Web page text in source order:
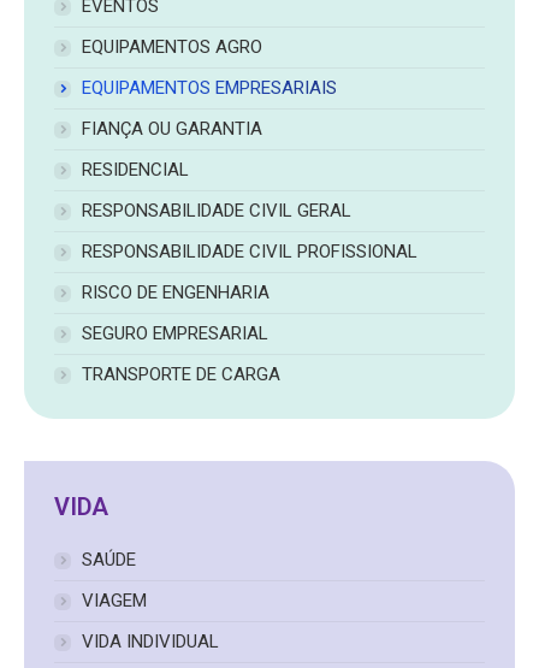
EVENTOS
EQUIPAMENTOS AGRO
EQUIPAMENTOS EMPRESARIAIS
FIANÇA OU GARANTIA
RESIDENCIAL
RESPONSABILIDADE CIVIL GERAL
RESPONSABILIDADE CIVIL PROFISSIONAL
RISCO DE ENGENHARIA
SEGURO EMPRESARIAL
TRANSPORTE DE CARGA
VIDA
SAÚDE
VIAGEM
VIDA INDIVIDUAL